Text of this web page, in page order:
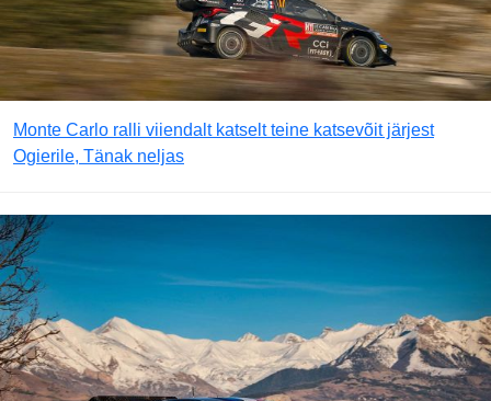
Monte Carlo ralli viiendalt katselt teine katsevõit järjest
Ogierile, Tänak neljas